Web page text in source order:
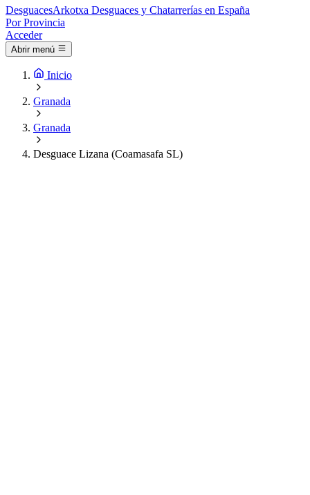
DesguacesArkotxa Desguaces y Chatarrerías en España
Por Provincia
Acceder
Abrir menú
Inicio
Granada
Granada
Desguace Lizana (Coamasafa SL)